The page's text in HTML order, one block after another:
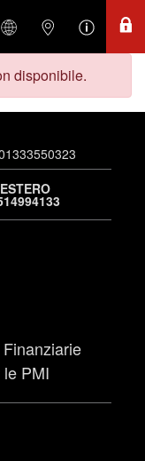
disponibile.
PMI